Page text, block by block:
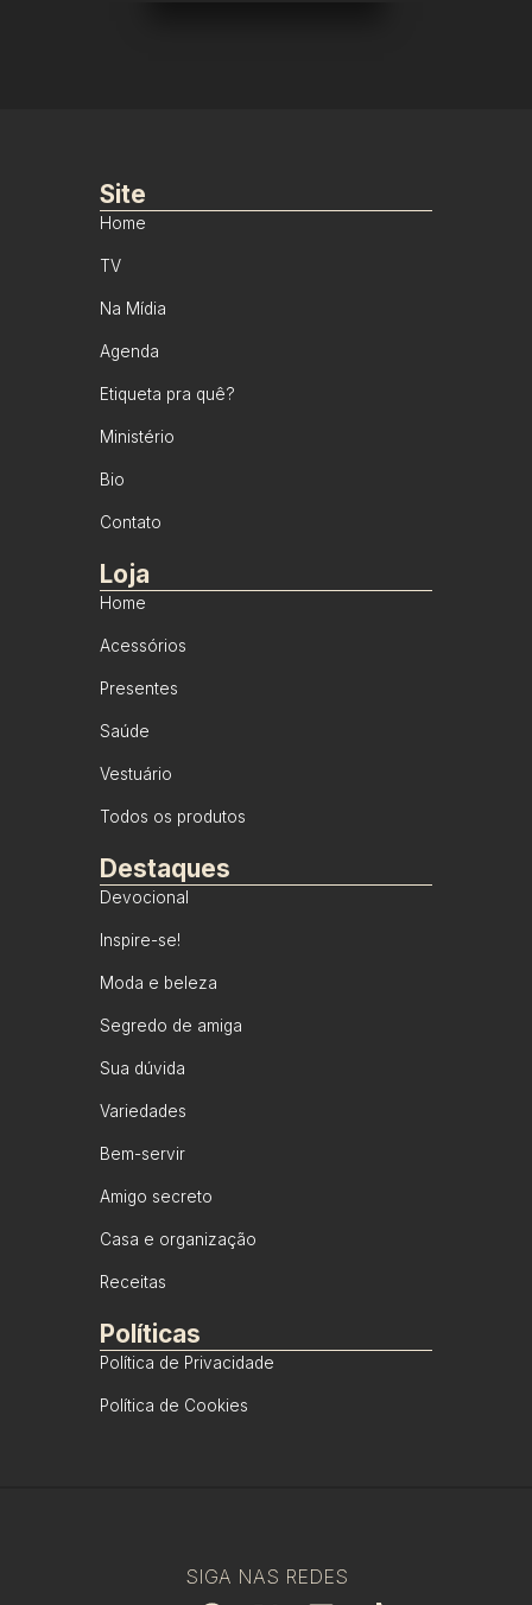
Site
Home
TV
Na Mídia
Agenda
Etiqueta pra quê?
Ministério
Bio
Contato
Loja
Home
Acessórios
Presentes
Saúde
Vestuário
Todos os produtos
Destaques
Devocional
Inspire-se!
Moda e beleza
Segredo de amiga
Sua dúvida
Variedades
Bem-servir
Amigo secreto
Casa e organização
Receitas
Políticas
Política de Privacidade
Política de Cookies
SIGA NAS REDES